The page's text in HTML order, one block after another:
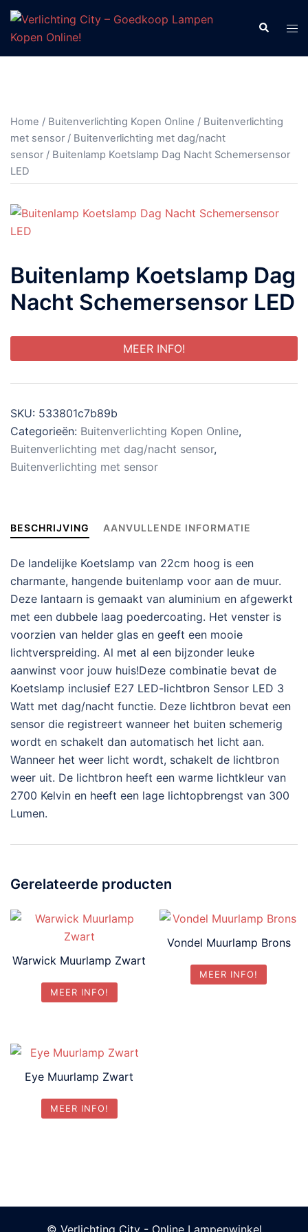
Ga
de
Zoeken
Home / Buitenverlichting Kopen Online / Buitenverlichting
met sensor / Buitenverlichting met dag/nacht
sensor / Buitenlamp Koetslamp Dag Nacht Schemersensor
LED
Buitenlamp Koetslamp Dag
Nacht Schemersensor LED
MEER INFO!
SKU: 533801c7b89b
Categorieën: Buitenverlichting Kopen Online,
Buitenverlichting met dag/nacht sensor,
Buitenverlichting met sensor
BESCHRIJVING AANVULLENDE INFORMATIE
De landelijke Koetslamp van 22cm hoog is een
charmante, hangende buitenlamp voor aan de muur.
Deze lantaarn is gemaakt van aluminium en afgewerkt
met een dubbele laag poedercoating. Het venster is
voorzien van helder glas en geeft een mooie
lichtverspreiding. Al met al een bijzonder leuke
aanwinst voor jouw huis!Deze combinatie bevat de
Koetslamp inclusief E27 LED-lichtbron Sensor LED 3
Watt met dag/nacht functie. Deze lichtbron bevat een
sensor die registreert wanneer het buiten schemerig
wordt en schakelt dan automatisch het licht aan.
Wanneer het weer licht wordt, schakelt de lichtbron
weer uit. De lichtbron heeft een warme lichtkleur van
2700 Kelvin en heeft een lage lichtopbrengst van 300
Lumen.
Gerelateerde producten
Warwick Muurlamp Zwart
MEER INFO!
Vondel Muurlamp Brons
MEER INFO!
Eye Muurlamp Zwart
MEER INFO!
© Verlichting City - Online Lampenwinkel